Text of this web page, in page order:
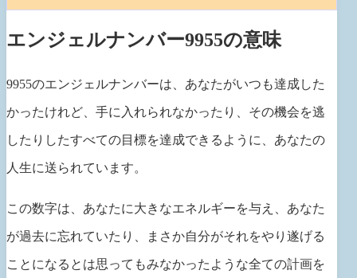
エンジェルナンバー9955の意味
9955のエンジェルナンバーは、あなたがいつも達成した
かったけれど、手に入れられなかったり、その機会を逃
したりしたすべての目標を達成できるように、あなたの
人生に送られています。
この数字は、あなたに大きなエネルギーを与え、あなた
が過去に忘れていたり、まさか自分がそれをやり遂げる
ことになるとは思ってもみなかったような全ての計画を